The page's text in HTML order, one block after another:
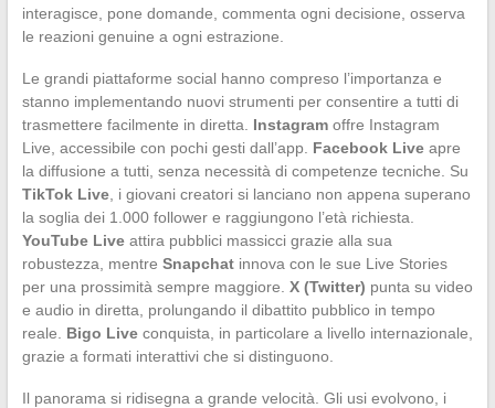
interagisce, pone domande, commenta ogni decisione, osserva
le reazioni genuine a ogni estrazione.
Le grandi piattaforme social hanno compreso l’importanza e
stanno implementando nuovi strumenti per consentire a tutti di
trasmettere facilmente in diretta. Instagramoffre Instagram
Live, accessibile con pochi gesti dall’app. Facebook Liveapre
la diffusione a tutti, senza necessità di competenze tecniche. Su
TikTok Live, i giovani creatori si lanciano non appena superano
la soglia dei 1.000 follower e raggiungono l’età richiesta.
YouTube Liveattira pubblici massicci grazie alla sua
robustezza, mentre Snapchatinnova con le sue Live Stories
per una prossimità sempre maggiore. X (Twitter) punta su video
e audio in diretta, prolungando il dibattito pubblico in tempo
reale. Bigo Liveconquista, in particolare a livello internazionale,
grazie a formati interattivi che si distinguono.
Il panorama si ridisegna a grande velocità. Gli usi evolvono, i